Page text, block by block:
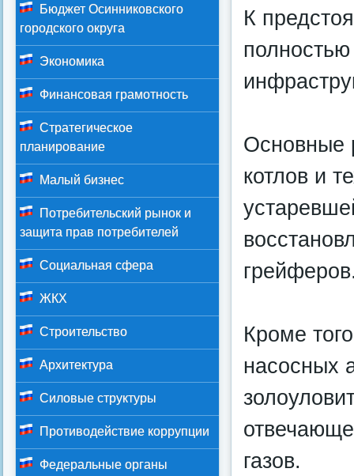
К
Основные
котлов и
Кроме
насосных
газов.
Бюджет Осинниковского
городского округа
Экономика
Финансовая грамотность
Стратегическое
планирование
Малый бизнес
Потребительский рынок и
защита прав потребителей
Социальная сфера
ЖКХ
Строительство
Архитектура
Силовые структуры
Противодействие коррупции
Федеральные органы